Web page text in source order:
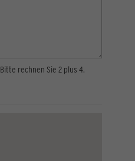
Bitte rechnen Sie 2 plus 4.